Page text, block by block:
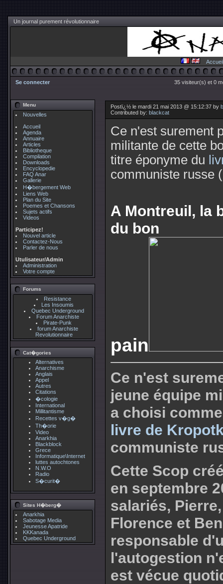
Un journal purement révolutionnaire
Accueil
Se connecter 35 visiteur(s) et 0
Menu
Nouvelles
Accueil
Agenda
Annuaire
Articles
Bibliotheque
Compilation
Downloads
Encyclopedie
FAQ Anar
Gallerie
H�bergement Web
Liens Web
Plan du Site
Poemes et Chansons
Sujets actifs
Videos
Participez!
Nouvel article
Contactez-Nous
Parler de nous
Utulisateur/Admin
Administration
Votre compte
Forums
Resistance
Les Insoumis
Quebec Underground
Forum Anarchiste
Pirate-Punk
forum Anarchiste
Revolutionnaire
Cat�gories
Alternatives
Anarchisme
Anglais
Appel
Autres
Citations
�cologie
International
Millitantisme
Recettes v�g�
Th�orie
Video
Anarkhia
Blackblock
Grece
Informatique\Internet
luttes autochtones
N.W.O
Radio
S�curit�
Sites H�berg�
Anarkhia
Sabotage Media
Jeunesse Apatride
KKKanada
Quebec Underground
Postï¿½ le mardi 21 mai 2013 @ 15:12:37 by
Contributed by: blackcat
Ce n'est surement
militante de cette
titre éponyme du
communiste russe
A Montreuil, la
du bon
pain
Ce n'est
jeune équipe
a choisi
livre de
communiste
Cette Scop
en septembre
salariés,
Florence et
responsable
l'autogestion
est vécue